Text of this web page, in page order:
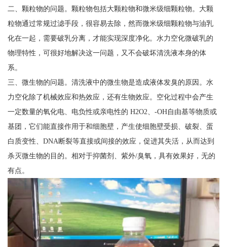
二、颗粒物的问题。颗粒物包括大颗粒物和微米级细颗粒物。大颗
粒物通过常规过滤手段，很容易去除，然而微米级细颗粒物与油乳
化在一起，需要破乳分离，才能实现深度净化。水力空化微破乳的
物理特性，可很好地解决这一问题，又不会破坏清洗液本身的体
系。
三、微生物的问题。清洗液中的微生物是造成液体发臭的原因。水
力空化除了机械效应和热效应，还有生物效应。空化过程中会产生
一定数量的氧化电、电负性或亲电性的 H2O2、-OH自由基等物质或
基团，它们能直接作用于和细胞壁，产生使细胞壁受损、破裂、蛋
白质变性、DNA断裂等直接或间接的效应，促进其失活，从而达到
杀灭微生物的目的。相对于抑菌剂、紫外/臭氧，具有效果好，无的
有点。